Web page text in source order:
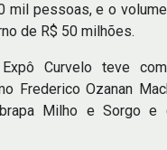
mil pessoas, e o
de R$ 50 milhões.
Curvelo teve
Frederico Ozanan
Milho e Sorgo e